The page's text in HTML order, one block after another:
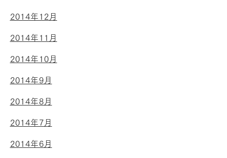
2014年12月
2014年11月
2014年10月
2014年9月
2014年8月
2014年7月
2014年6月